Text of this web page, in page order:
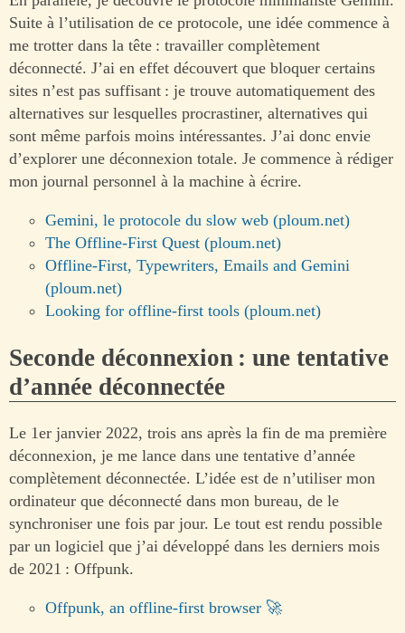
Suite à l’utilisation de ce protocole, une idée commence à
me trotter dans la tête : travailler complètement
déconnecté. J’ai en effet découvert que bloquer certains
sites n’est pas suffisant : je trouve automatiquement des
alternatives sur lesquelles procrastiner, alternatives qui
sont même parfois moins intéressantes. J’ai donc envie
d’explorer une déconnexion totale. Je commence à rédiger
mon journal personnel à la machine à écrire.
Gemini, le protocole du slow web (ploum.net)
The Offline-First Quest (ploum.net)
Offline-First, Typewriters, Emails and Gemini
(ploum.net)
Looking for offline-first tools (ploum.net)
Seconde déconnexion : une tentative
d’année déconnectée
Le 1er janvier 2022, trois ans après la fin de ma première
déconnexion, je me lance dans une tentative d’année
complètement déconnectée. L’idée est de n’utiliser mon
ordinateur que déconnecté dans mon bureau, de le
synchroniser une fois par jour. Le tout est rendu possible
par un logiciel que j’ai développé dans les derniers mois
de 2021 : Offpunk.
Offpunk, an offline-first browser